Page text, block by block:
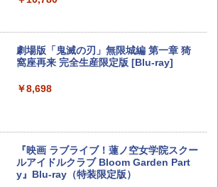
ダース】/ウツホ【レイダース】/マンタ
￥8,137
(アクリルスタンド2個セット+DLCチラ
シ：NEOブレイサー・アガット+【早期
購入外付特典】DLCチラシ)
￥8,950
STRASSE キャスター8個セット レーシ
ングコックピット[RCZ01/RCZ02]に取付
可 ストッパー付き 固定 移動 ハンコン設
￥5,280
￥330
※当店在庫僅少、次回納期未定 任天堂
どうぶつの森amiiboカード 第1弾 1パッ
ク（3枚入り） 【銀行振込不可】
新劇場版「頭文字D」10th Anniversary
Blu-ray Box【Blu-ray】 [ 宮野真守 ]
ンラインコード版
￥9,000
ニンテンドープリペイド番号 5000円|オ
ンラインコード版
トローラー ミッドナイト ブラック(CFI-
【純正品】DualSense ワイヤレスコン
￥10,737
￥2,618
【国内正規品】Thrustmaster スラスト
S5、PS5 Pro、Xbox One、Xbox Serie
￥14,141
劇場版「鬼滅の刃」無限城編 第一章 猗
窩座再来 完全生産限定版 [Blu-ray]
￥8,698
『映画 ラブライブ！蓮ノ空女学院スクー
ルアイドルクラブ Bloom Garden Part
y』Blu-ray（特装限定版）